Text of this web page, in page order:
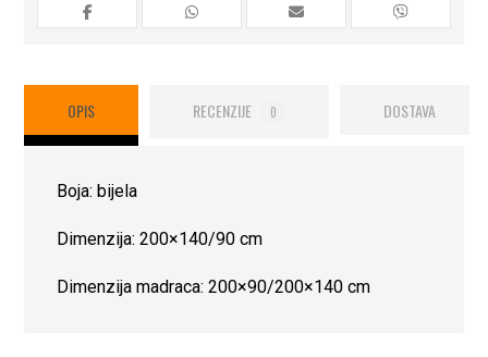
OPIS RECENZIJE 0 DOSTAVA
Boja: bijela
Dimenzija: 200×140/90 cm
Dimenzija madraca: 200×90/200×140 cm